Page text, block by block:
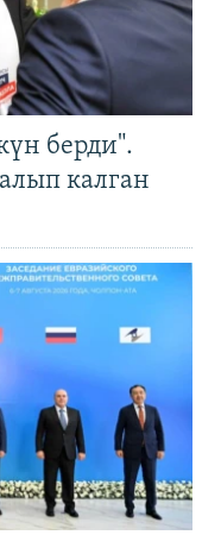
берди".
калган